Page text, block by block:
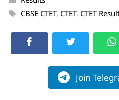
CBSE CTET, CTET, CTET Result
Join